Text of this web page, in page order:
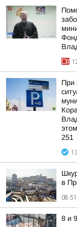
При
251
в
08:51
8 и